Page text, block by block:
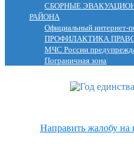
СБОРНЫЕ
РАЙОНА
Официальный интернет-
ПРОФИЛАКТИКА
МЧС России
Пограничная зона
Направить жалобу на